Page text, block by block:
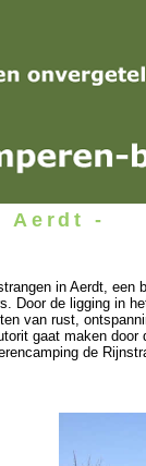
Aerdt -
in Aerdt, een
Door de ligging in
van rust,
gaat maken
de